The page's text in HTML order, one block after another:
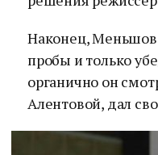
Наконец, Меньшов
пробы и только
органично он
Алентовой, дал